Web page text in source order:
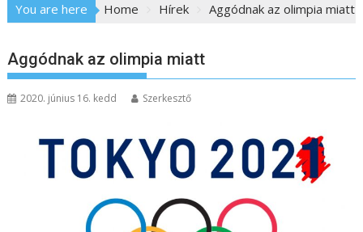
You are here Home Hírek Aggódnak az olimpia miatt
Aggódnak az olimpia miatt
2020. június 16. kedd Szerkesztő